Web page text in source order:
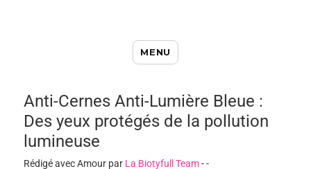
Blog Beauté Bio : Notre Top des
Astuces Beauté Naturelles !
MENU
Anti-Cernes Anti-Lumière Bleue :
Des yeux protégés de la pollution
lumineuse
Rédigé avec Amour par La Biotyfull Team--